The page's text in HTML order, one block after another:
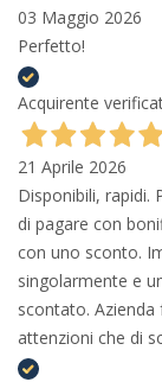
03 Maggio 2026
Perfetto!
Acquirente
21 Aprile 2026
Disponibili, rapidi.
di pagare con
con uno sconto.
singolarmente e
scontato.
attenzioni che di